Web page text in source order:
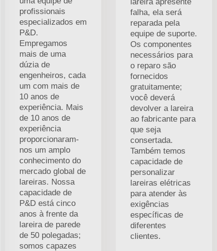
profissionais
especializados em
P&D.
Empregamos
mais de uma
dúzia de
engenheiros, cada
um com mais de
10 anos de
experiência. Mais
de 10 anos de
experiência
proporcionaram-
nos um amplo
conhecimento do
mercado global de
lareiras. Nossa
capacidade de
P&D está cinco
anos à frente da
lareira de parede
de 50 polegadas;
somos capazes
falha, ela será
reparada pela
equipe de suporte.
Os componentes
necessários para
o reparo são
fornecidos
gratuitamente;
você deverá
devolver a lareira
ao fabricante para
que seja
consertada.
Também temos
capacidade de
personalizar
lareiras elétricas
para atender às
exigências
específicas de
diferentes
clientes.